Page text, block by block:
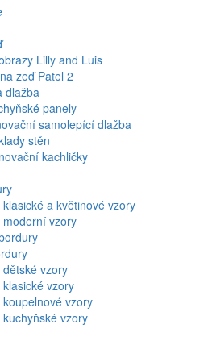
Lilly and Luis
zeď Patel 2
dlažba
panely
samolepící dlažba
stěn
kachličky
klasické a květinové vzory
moderní vzory
dětské vzory
vzory
koupelnové vzory
kuchyňské vzory